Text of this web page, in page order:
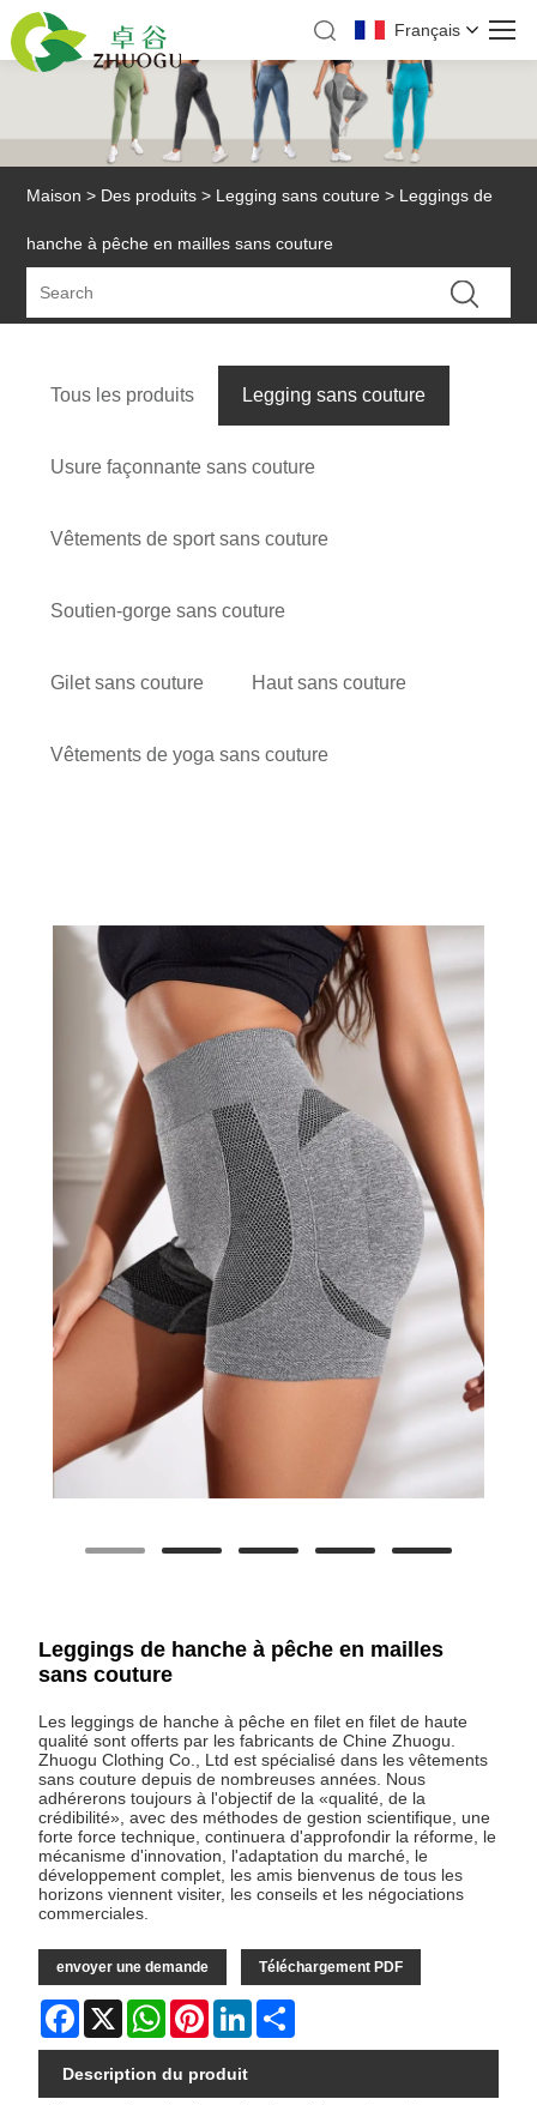
Français
Maison > Des produits > Legging sans couture > Leggings de
hanche à pêche en mailles sans couture
Tous les produits Legging sans couture
Usure façonnante sans couture
Vêtements de sport sans couture
Soutien-gorge sans couture
Gilet sans couture Haut sans couture
Vêtements de yoga sans couture
Leggings de hanche à pêche en mailles
sans couture
Les leggings de hanche à pêche en filet en filet de haute
qualité sont offerts par les fabricants de Chine Zhuogu.
Zhuogu Clothing Co., Ltd est spécialisé dans les vêtements
sans couture depuis de nombreuses années. Nous
adhérerons toujours à l'objectif de la «qualité, de la
crédibilité», avec des méthodes de gestion scientifique, une
forte force technique, continuera d'approfondir la réforme, le
mécanisme d'innovation, l'adaptation du marché, le
développement complet, les amis bienvenus de tous les
horizons viennent visiter, les conseils et les négociations
commerciales.
envoyer une demande Téléchargement PDF
Facebook
X WhatsAppPinterestLinkedIn
Description du produit